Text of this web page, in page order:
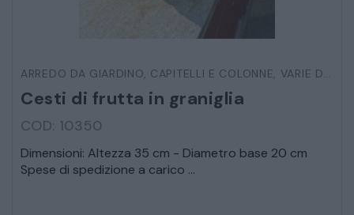
ARREDO DA GIARDINO, CAPITELLI E COLONNE, VARIE DA ESTERNO
Cesti di frutta in graniglia
COD: 10350
Dimensioni: Altezza 35 cm - Diametro base 20 cm
Spese di spedizione a carico ...